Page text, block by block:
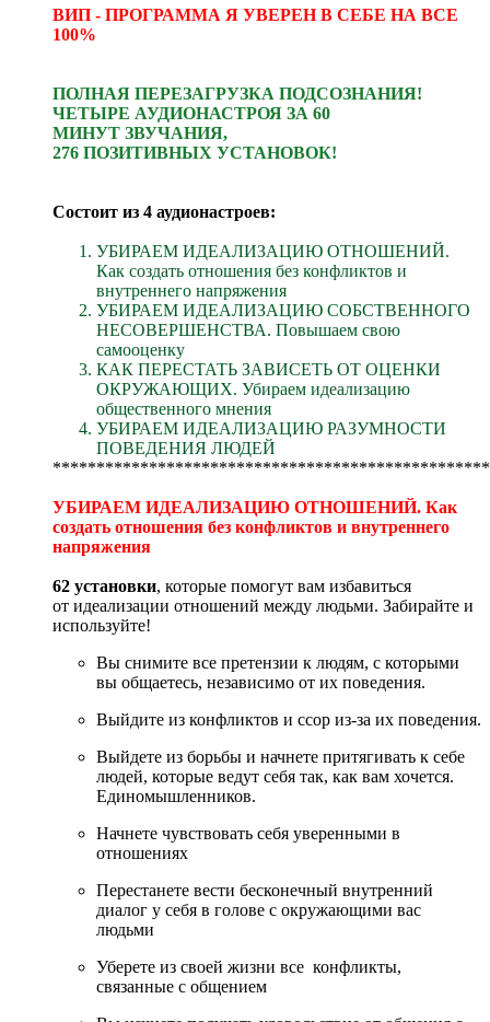
ВИП - ПРОГРАММА Я УВЕРЕН В СЕБЕ НА ВСЕ
100%
ПОЛНАЯ ПЕРЕЗАГРУЗКА ПОДСОЗНАНИЯ!
ЧЕТЫРЕ АУДИОНАСТРОЯ ЗА 60
МИНУТ ЗВУЧАНИЯ,
276 ПОЗИТИВНЫХ УСТАНОВОК!
Состоит из 4 аудионастроев:
УБИРАЕМ ИДЕАЛИЗАЦИЮ ОТНОШЕНИЙ.
Как создать отношения без конфликтов и
внутреннего напряжения
УБИРАЕМ ИДЕАЛИЗАЦИЮ СОБСТВЕННОГО
НЕСОВЕРШЕНСТВА. Повышаем свою
самооценку
КАК ПЕРЕСТАТЬ ЗАВИСЕТЬ ОТ ОЦЕНКИ
ОКРУЖАЮЩИХ. Убираем идеализацию
общественного мнения
УБИРАЕМ ИДЕАЛИЗАЦИЮ РАЗУМНОСТИ
ПОВЕДЕНИЯ ЛЮДЕЙ
УБИРАЕМ ИДЕАЛИЗАЦИЮ ОТНОШЕНИЙ. Как
создать отношения без конфликтов и внутреннего
напряжения
62 установки, которые помогут вам избавиться
от идеализации отношений между людьми. Забирайте и
используйте!
Вы снимите все претензии к людям, с которыми
вы общаетесь, независимо от их поведения.
Выйдите из конфликтов и ссор из-за их поведения.
Выйдете из борьбы и начнете притягивать к себе
людей, которые ведут себя так, как вам хочется.
Единомышленников.
Начнете чувствовать себя уверенными в
отношениях
Перестанете вести бесконечный внутренний
диалог у себя в голове с окружающими вас
людьми
Уберете из своей жизни все конфликты,
связанные с общением